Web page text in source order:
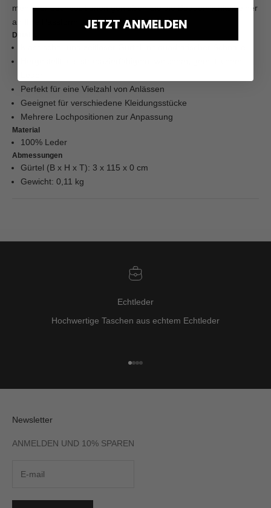
mehrerer Lochpositionen genießen Sie die Bequemlichkeit einer
an Ihre Passform angepassten Einstellung.
Details
Perfekt für eine Vielzahl von Anlässen
Geeignet für verschiedene Kleidungsstücke
Mehrere Lochpositionen zur Anpassung
Material
100% Leder
Abmessungen
Gürtel (B x H x T): 3 x 115 x 0 cm
Gewicht: 0,11 kg
Echtleder
Hochwertige Taschen aus echtem Echtleder
Go to item 1
Go to item 2
Go to item 3
Go to item 4
Newsletter
ANMELDEN UND 10% SPAREN
JETZT ANMELDEN